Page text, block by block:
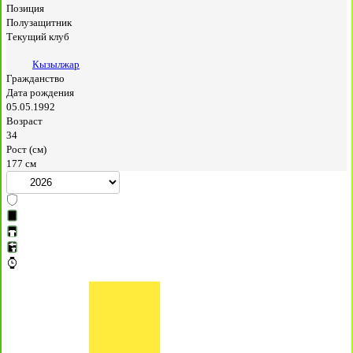
Позиция
Полузащитник
Текущий клуб
Кызылжар
Гражданство
Дата рождения
05.05.1992
Возраст
34
Рост (см)
177 см